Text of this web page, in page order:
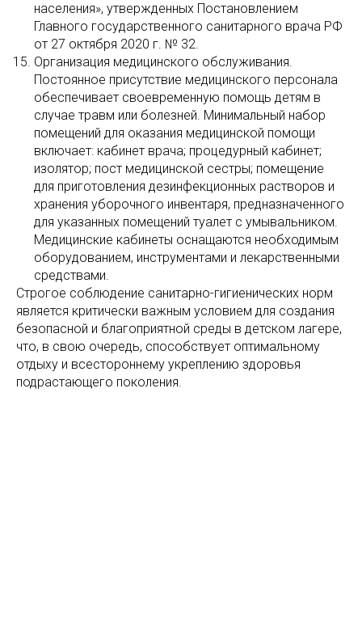
населения», утвержденных Постановлением
Главного государственного санитарного врача РФ
от 27 октября 2020 г. № 32.
Организация медицинского обслуживания.
Постоянное присутствие медицинского персонала
обеспечивает своевременную помощь детям в
случае травм или болезней. Минимальный набор
помещений для оказания медицинской помощи
включает: кабинет врача; процедурный кабинет;
изолятор; пост медицинской сестры; помещение
для приготовления дезинфекционных растворов и
хранения уборочного инвентаря, предназначенного
для указанных помещений туалет с умывальником.
Медицинские кабинеты оснащаются необходимым
оборудованием, инструментами и лекарственными
средствами.
Строгое соблюдение санитарно-гигиенических норм
является критически важным условием для создания
безопасной и благоприятной среды в детском лагере,
что, в свою очередь, способствует оптимальному
отдыху и всестороннему укреплению здоровья
подрастающего поколения.